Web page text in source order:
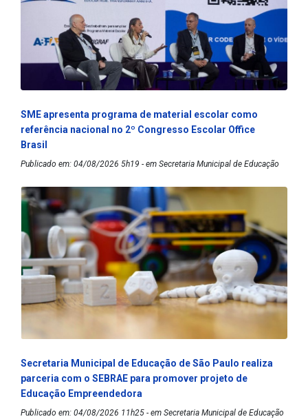
SME apresenta programa de material escolar como
referência nacional no 2º Congresso Escolar Office
Brasil
Publicado em: 04/08/2026 5h19 - em Secretaria Municipal de Educação
Secretaria Municipal de Educação de São Paulo realiza
parceria com o SEBRAE para promover projeto de
Educação Empreendedora
Publicado em: 04/08/2026 11h25 - em Secretaria Municipal de Educação